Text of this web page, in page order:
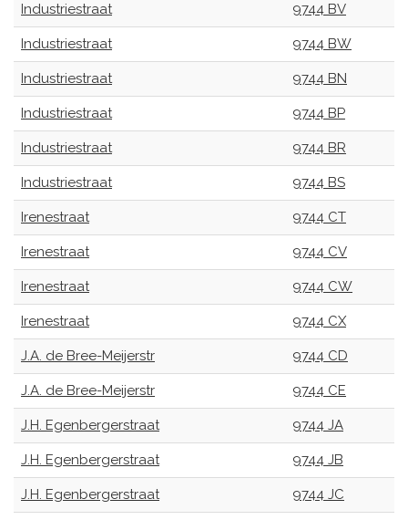
Industriestraat 9744 BV
Industriestraat 9744 BW
Industriestraat 9744 BN
Industriestraat 9744 BP
Industriestraat 9744 BR
Industriestraat 9744 BS
Irenestraat 9744 CT
Irenestraat 9744 CV
Irenestraat 9744 CW
Irenestraat 9744 CX
J.A. de Bree-Meijerstr 9744 CD
J.A. de Bree-Meijerstr 9744 CE
J.H. Egenbergerstraat 9744 JA
J.H. Egenbergerstraat 9744 JB
J.H. Egenbergerstraat 9744 JC